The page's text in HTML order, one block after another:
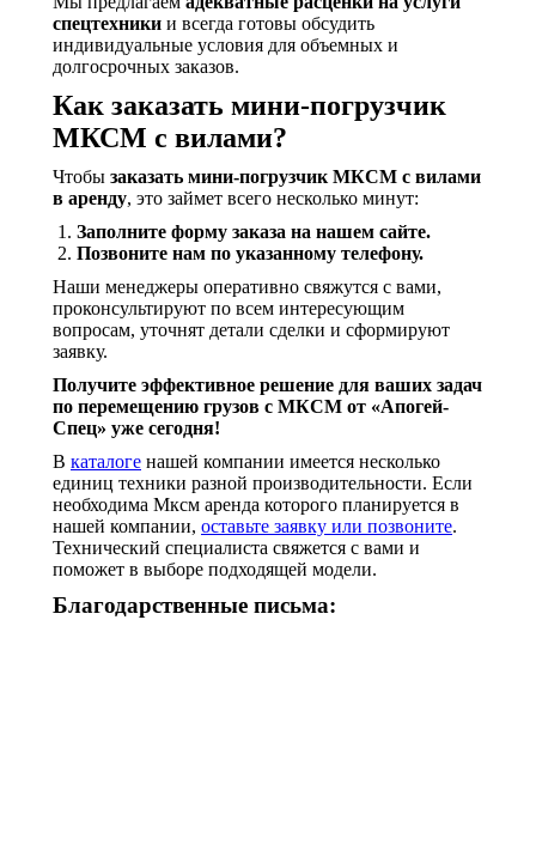
спецтехники и всегда готовы обсудить
индивидуальные условия для объемных и
долгосрочных заказов.
Как заказать мини-погрузчик
МКСМ с вилами?
Чтобы заказать мини-погрузчик МКСМ с вилами
в аренду, это займет всего несколько минут:
Заполните форму заказа на нашем сайте.
Позвоните нам по указанному телефону.
Наши менеджеры оперативно свяжутся с вами,
проконсультируют по всем интересующим
вопросам, уточнят детали сделки и сформируют
заявку.
Получите эффективное решение для ваших задач
по перемещению грузов с МКСМ от «Апогей-
Спец» уже сегодня!
В каталоге нашей компании имеется несколько
единиц техники разной производительности. Если
необходима Мксм аренда которого планируется в
нашей компании, оставьте заявку или позвоните.
Технический специалиста свяжется с вами и
поможет в выборе подходящей модели.
Благодарственные письма: